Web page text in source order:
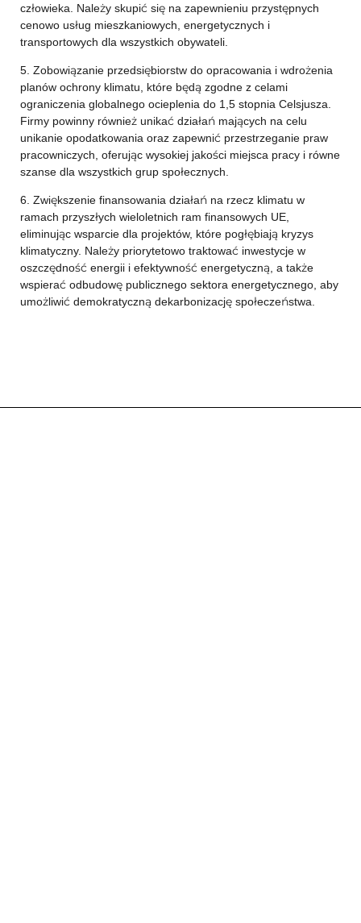
człowieka. Należy skupić się na zapewnieniu przystępnych
cenowo usług mieszkaniowych, energetycznych i
transportowych dla wszystkich obywateli.
5. Zobowiązanie przedsiębiorstw do opracowania i wdrożenia
planów ochrony klimatu, które będą zgodne z celami
ograniczenia globalnego ocieplenia do 1,5 stopnia Celsjusza.
Firmy powinny również unikać działań mających na celu
unikanie opodatkowania oraz zapewnić przestrzeganie praw
pracowniczych, oferując wysokiej jakości miejsca pracy i równe
szanse dla wszystkich grup społecznych.
6. Zwiększenie finansowania działań na rzecz klimatu w
ramach przyszłych wieloletnich ram finansowych UE,
eliminując wsparcie dla projektów, które pogłębiają kryzys
klimatyczny. Należy priorytetowo traktować inwestycje w
oszczędność energii i efektywność energetyczną, a także
wspierać odbudowę publicznego sektora energetycznego, aby
umożliwić demokratyczną dekarbonizację społeczeństwa.